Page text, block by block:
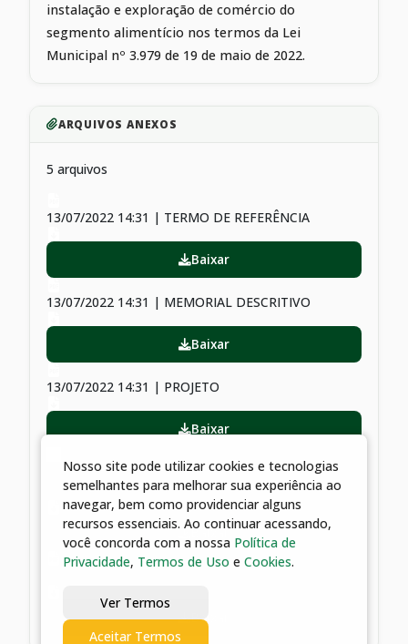
instalação e exploração de comércio do
segmento alimentício nos termos da Lei
Municipal nº 3.979 de 19 de maio de 2022.
ARQUIVOS ANEXOS
5 arquivos
13/07/2022 14:31 | TERMO DE REFERÊNCIA
Baixar
13/07/2022 14:31 | MEMORIAL DESCRITIVO
Baixar
13/07/2022 14:31 | PROJETO
Baixar
13/07/2022 14:31 | ORÇAMENTO, CRONOGRAMA E
MEMORIAL ESTIMADO!
Baixar
Baixar
Nosso site pode utilizar cookies e tecnologias
semelhantes para melhorar sua experiência ao
navegar, bem como providenciar alguns
recursos essenciais. Ao continuar acessando,
você concorda com a nossa Política de
Privacidade, Termos de Uso e Cookies.
Ver Termos
Aceitar Termos